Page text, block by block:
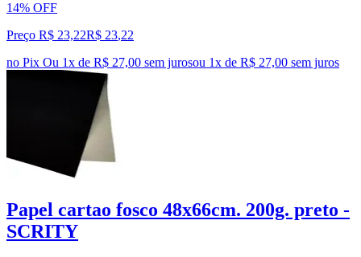
14% OFF
Preço R$ 23,22R$ 23,22
no Pix Ou 1x de R$ 27,00 sem jurosou 1x de R$ 27,00 sem juros
Papel cartao fosco 48x66cm. 200g. preto -
SCRITY